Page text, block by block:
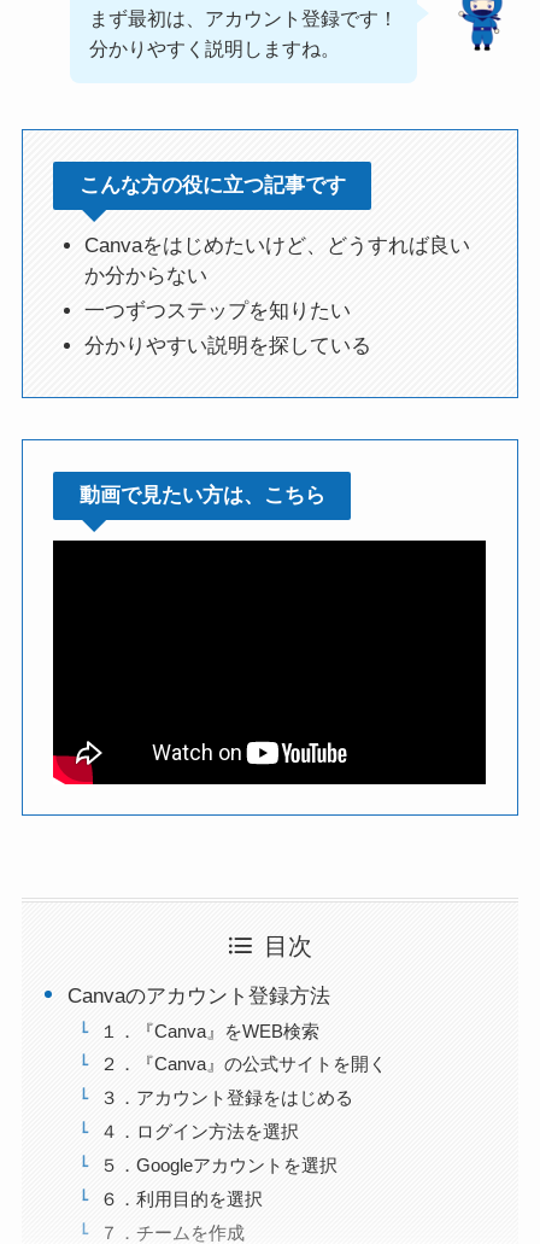
まず最初は、アカウント登録です！
分かりやすく説明しますね。
こんな方の役に立つ記事です
Canvaをはじめたいけど、どうすれば良い
か分からない
一つずつステップを知りたい
分かりやすい説明を探している
動画で見たい方は、こちら
目次
Canvaのアカウント登録方法
１．『Canva』をWEB検索
２．『Canva』の公式サイトを開く
３．アカウント登録をはじめる
４．ログイン方法を選択
５．Googleアカウントを選択
６．利用目的を選択
７．チームを作成